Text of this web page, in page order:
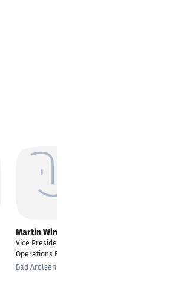
Martin Winter
Vice President
Operations Europe
Bad Arolsen